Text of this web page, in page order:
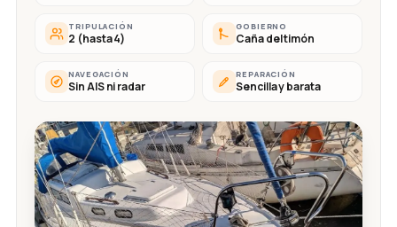
TRIPULACIÓN
2 (hasta 4)
GOBIERNO
Caña del timón
NAVEGACIÓN
Sin AIS ni radar
REPARACIÓN
Sencilla y barata